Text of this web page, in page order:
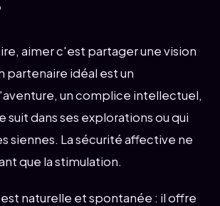
aimer c'est partager une vision
partenaire idéal est un
un complice intellectuel,
suit dans ses explorations ou qui
siennes. La sécurité affective ne
que la stimulation.
naturelle et spontanée : il offre